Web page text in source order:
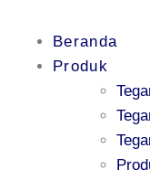
Beranda
Produk